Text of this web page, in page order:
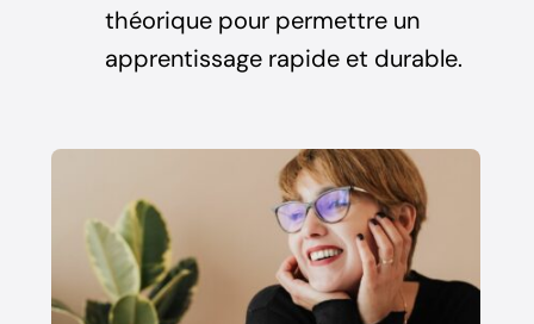
théorique pour permettre un
apprentissage rapide et durable.